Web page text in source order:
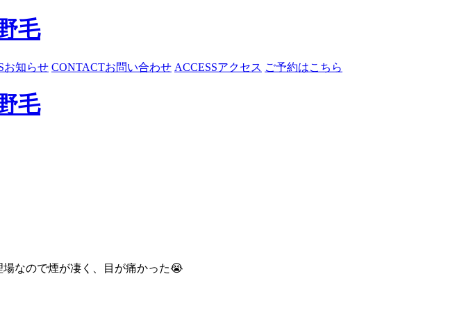
毛
お知らせ CONTACTお問い合わせ ACCESSアクセス ご予約はこちら
毛
なので煙が凄く、目が痛かった😭